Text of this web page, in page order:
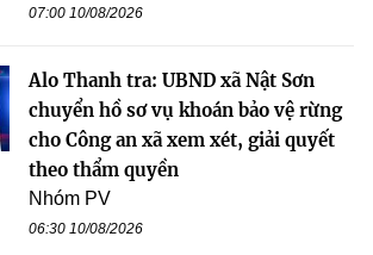
07:00 10/08/2026
Alo Thanh tra: UBND xã Nật Sơn
chuyển hồ sơ vụ khoán bảo vệ rừng
cho Công an xã xem xét, giải quyết
theo thẩm quyền
Nhóm PV
06:30 10/08/2026